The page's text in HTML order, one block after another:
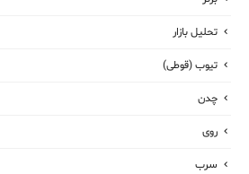
تحلیل بازار
تیوب (قوطی)
چدن
روی
سرب